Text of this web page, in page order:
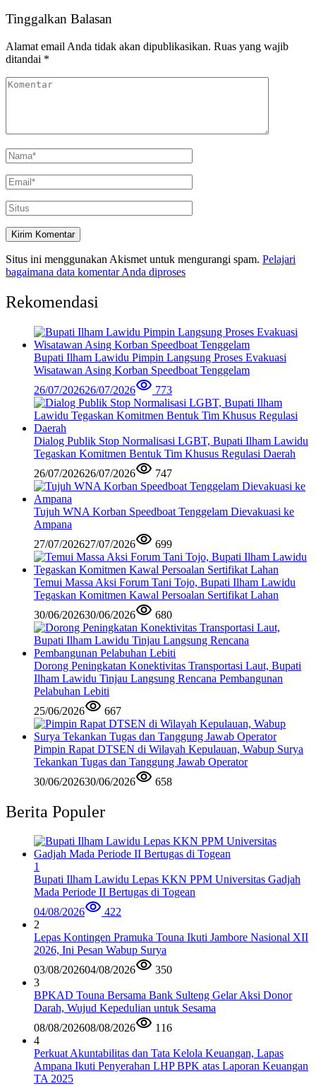
Tinggalkan Balasan
Alamat email Anda tidak akan dipublikasikan. Ruas yang wajib
ditandai *
Situs ini menggunakan Akismet untuk mengurangi spam. Pelajari
bagaimana data komentar Anda diproses
Rekomendasi
Bupati Ilham Lawidu Pimpin Langsung Proses Evakuasi
Wisatawan Asing Korban Speedboat Tenggelam
26/07/202626/07/2026 773
Dialog Publik Stop Normalisasi LGBT, Bupati Ilham Lawidu
Tegaskan Komitmen Bentuk Tim Khusus Regulasi Daerah
26/07/202626/07/2026 747
Tujuh WNA Korban Speedboat Tenggelam Dievakuasi ke
Ampana
27/07/202627/07/2026 699
Temui Massa Aksi Forum Tani Tojo, Bupati Ilham Lawidu
Tegaskan Komitmen Kawal Persoalan Sertifikat Lahan
30/06/202630/06/2026 680
Dorong Peningkatan Konektivitas Transportasi Laut, Bupati
Ilham Lawidu Tinjau Langsung Rencana Pembangunan
Pelabuhan Lebiti
25/06/2026
667
Pimpin Rapat DTSEN di Wilayah Kepulauan, Wabup Surya
Tekankan Tugas dan Tanggung Jawab Operator
30/06/202630/06/2026 658
Berita Populer
1
Bupati Ilham Lawidu Lepas KKN PPM Universitas Gadjah
Mada Periode II Bertugas di Togean
04/08/2026
422
2
Lepas Kontingen Pramuka Touna Ikuti Jambore Nasional XII
2026, Ini Pesan Wabup Surya
03/08/202604/08/2026
350
3
BPKAD Touna Bersama Bank Sulteng Gelar Aksi Donor
Darah, Wujud Kepedulian untuk Sesama
08/08/202608/08/2026
116
4
Perkuat Akuntabilitas dan Tata Kelola Keuangan, Lapas
Ampana Ikuti Penyerahan LHP BPK atas Laporan Keuangan
TA 2025